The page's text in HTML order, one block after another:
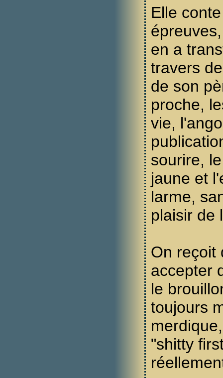
Elle
en a
travers
de son
proche,
vie,
sourire,
jaune et
larme,
plaisir de
On reçoit
accepter
le
toujours
"shitty